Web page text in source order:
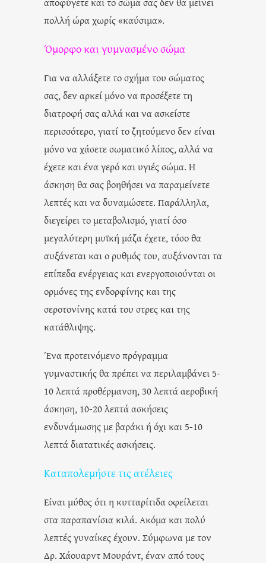
πολλή ώρα χωρίς «καύσιμα».
Όμορφο και γυμνασμένο σώμα
Για να αλλάξετε το σχήμα του σώματος
σας, δεν αρκεί μόνο να προσέξετε τη
διατροφή σας αλλά και να ασκείστε
περισσότερο, γιατί το ζητούμενο δεν είναι
μόνο να χάσετε σωματικό λίπος, αλλά να
έχετε και ένα γερό και υγιές σώμα. Η
άσκηση θα σας βοηθήσει να παραμείνετε
λεπτές και να δυναμώσετε. Παράλληλα,
διεγείρει το μεταβολισμό, γιατί όσο
μεγαλύτερη μυϊκή μάζα έχετε, τόσο θα
αυξάνεται και ο ρυθμός του, αυξάνονται τα
επίπεδα ενέργειας και ενεργοποιούνται οι
ορμόνες της ενδορφίνης και της
σεροτονίνης κατά του στρες και της
κατάθλιψης.
Ένα προτεινόμενο πρόγραμμα
γυμναστικής θα πρέπει να περιλαμβάνει 5-
10 λεπτά προθέρμανση, 30 λεπτά αεροβική
άσκηση, 10-20 λεπτά ασκήσεις
ενδυνάμωσης με βαράκι ή όχι και 5-10
λεπτά διατατικές ασκήσεις.
Καταπολεμήστε τις ατέλειες
Είναι μύθος ότι η κυτταρίτιδα οφείλεται
στα παραπανίσια κιλά. Ακόμα και πολύ
λεπτές γυναίκες έχουν. Σύμφωνα με τον
Δρ. Χάουαρντ Μουράντ, έναν από τους